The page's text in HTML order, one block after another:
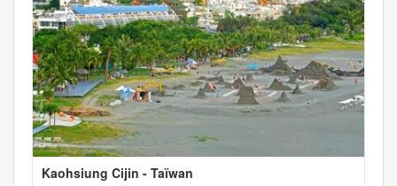
Kaohsiung Cijin - Taïwan